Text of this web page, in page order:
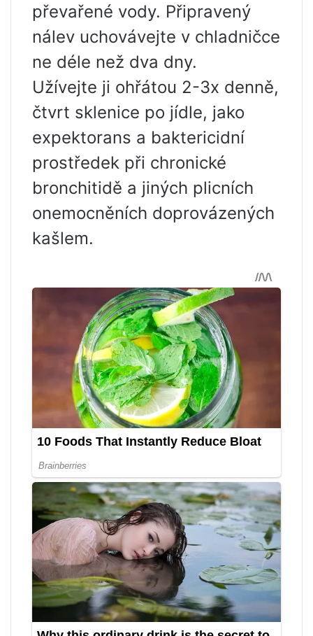
převařené vody. Připravený
nálev uchovávejte v chladničce
ne déle než dva dny.
Užívejte ji ohřátou 2-3x denně,
čtvrt sklenice po jídle, jako
expektorans a baktericidní
prostředek při chronické
bronchitidě a jiných plicních
onemocněních doprovázených
kašlem.